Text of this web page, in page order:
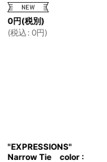
0円(税別)
(税込 : 0円)
"EXPRESSIONS"
Narrow Tie color :